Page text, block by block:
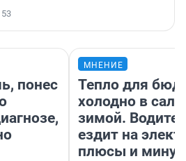
53
понес
МНЕНИЕ
Тепло для
холодно в
зимой.
ездит на
плюсы и